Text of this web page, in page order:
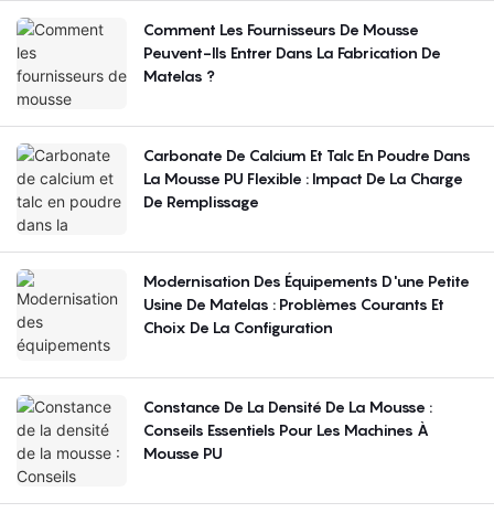
Comment Les Fournisseurs De Mousse
Peuvent-Ils Entrer Dans La Fabrication De
Matelas ?
Carbonate De Calcium Et Talc En Poudre Dans
La Mousse PU Flexible : Impact De La Charge
De Remplissage
Modernisation Des Équipements D'une Petite
Usine De Matelas : Problèmes Courants Et
Choix De La Configuration
Constance De La Densité De La Mousse :
Conseils Essentiels Pour Les Machines À
Mousse PU